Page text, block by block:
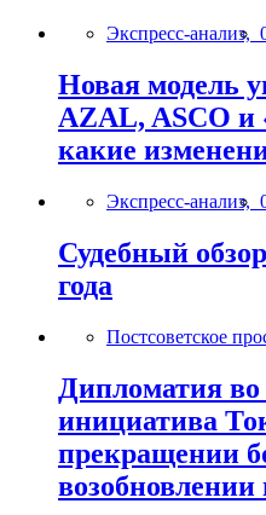
Экспресс-анализ,
Новая модель
AZAL, ASCO и
какие
Экспресс-анализ,
Судебный
года
Постсоветское
Дипломатия
инициатива
прекращении
возобновлении